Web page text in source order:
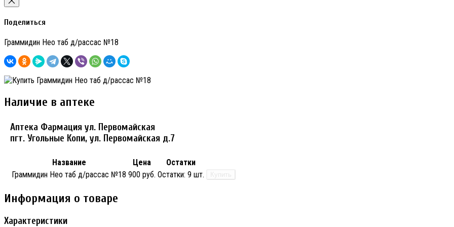
Поделиться
Граммидин Нео таб д/рассас №18
Наличие в аптеке
Аптека Фармация ул. Первомайская
пгт. Угольные Копи, ул. Первомайская д.7
Название Цена
Остатки
Граммидин Нео таб д/рассас №18 900 руб. Остатки: 9 шт. Купить
Информация о товаре
Характеристики